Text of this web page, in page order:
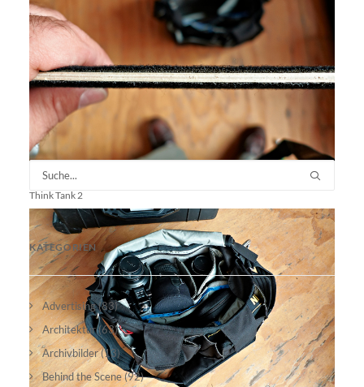
Think Tank 2
KATEGORIEN
Advertising(83)
Architektur(63)
Archivbilder(13)
Behind the Scene(92)